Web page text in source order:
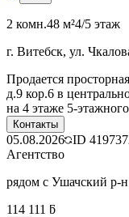
2 комн.48 м²4/5 этаж
г. Витебск, ул.
Продается
д.9 кор.6 в
на 4 этаже 5-
Контакты
05.08.2026 ID
Агентство
рядом с Ушачский р-н
114 111 ƃ